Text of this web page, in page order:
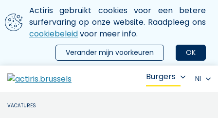
Aller au contenu principal
We gebruiken cookies
Actiris gebruikt cookies voor een betere
surfervaring op onze website. Raadpleeg ons
cookiebeleidvoor meer info.
OK
Verander mijn voorkeuren
le menu
Burgers Nl
VACATURES